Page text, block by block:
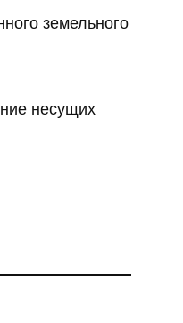
земельного
несущих